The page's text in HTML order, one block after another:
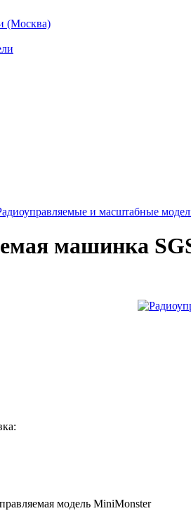
(Москва)
и масштабные
машинка
модель MiniMonster